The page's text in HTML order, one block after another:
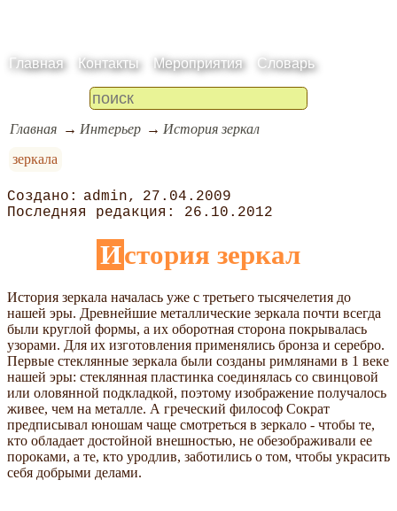
Главная Контакты Мероприятия Словарь
Главная Интерьер
История зеркал
зеркала
admin
27.04.2009
26.10.2012
История зеркал
История зеркала началась уже с третьего тысячелетия до
нашей эры. Древнейшие металлические зеркала почти всегда
были круглой формы, а их оборотная сторона покрывалась
узорами. Для их изготовления применялись бронза и серебро.
Первые стеклянные зеркала были созданы римлянами в 1 веке
нашей эры: стеклянная пластинка соединялась со свинцовой
или оловянной подкладкой, поэтому изображение получалось
живее, чем на металле. А греческий философ Сократ
предписывал юношам чаще смотреться в зеркало - чтобы те,
кто обладает достойной внешностью, не обезображивали ее
пороками, а те, кто уродлив, заботились о том, чтобы украсить
себя добрыми делами.